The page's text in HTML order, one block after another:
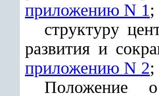
приложению N 1;
структуру
развития и
приложению N 2;
Положение